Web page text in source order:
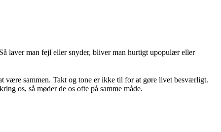
laver man fejl eller snyder, bliver man hurtigt upopulær eller
være sammen. Takt og tone er ikke til for at gøre livet besværligt.
os, så møder de os ofte på samme måde.